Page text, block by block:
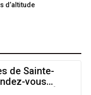
d’altitude
de Sainte-
vous
l’Été